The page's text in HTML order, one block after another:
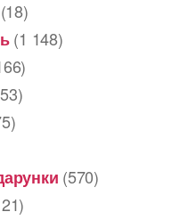
(18)
(1 148)
(570)